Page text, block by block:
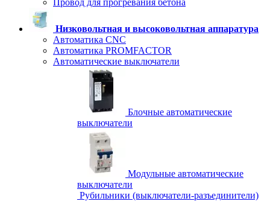
Провод для прогревания бетона
Низковольтная и высоковольтная аппаратура
Автоматика CNC
Автоматика PROMFACTOR
Автоматические выключатели
Блочные автоматические
выключатели
Модульные автоматические
выключатели
Рубильники (выключатели-разъединители)